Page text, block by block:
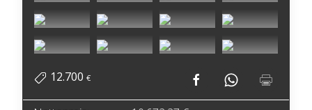
12.700 €